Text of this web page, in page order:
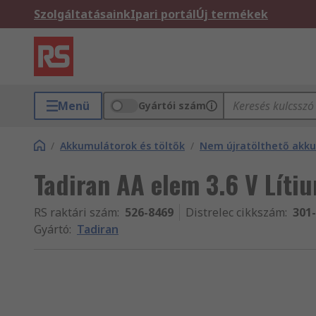
SzolgáltatásainkIpari portálÚj termékek
Menü Gyártói szám
/ Akkumulátorok és töltők / Nem újratölthető
Tadiran AA elem 3.6 V
RS raktári szám: 526-8469 Distrelec cikkszám:
Gyártó: Tadiran